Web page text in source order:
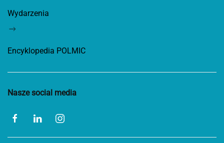
Wydarzenia
Encyklopedia POLMIC
Nasze social media